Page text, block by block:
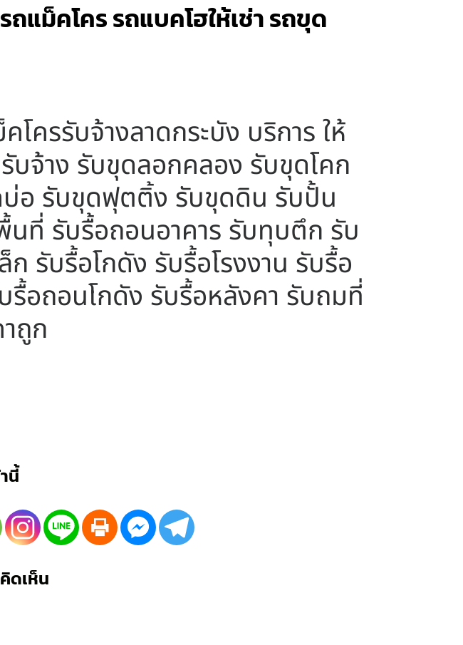
ถแม็คโคร รถแบคโฮให้เช่า รถขุด
ครรับจ้างลาดกระบัง บริการ ให้
บจ้าง รับขุดลอกคลอง รับขุดโคก
บ่อ รับขุดฟุตติ้ง รับขุดดิน รับปั้น
ที่ รับรื้อถอนอาคาร รับทุบตึก รับ
ก รับรื้อโกดัง รับรื้อโรงงาน รับรื้อ
รื้อถอนโกดัง รับรื้อหลังคา รับถมที่
ถูก
นี้
ดเห็น